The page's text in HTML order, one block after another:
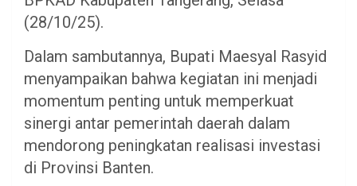
(28/10/25).
Dalam sambutannya, Bupati Maesyal Rasyid
menyampaikan bahwa kegiatan ini menjadi
momentum penting untuk memperkuat
sinergi antar pemerintah daerah dalam
mendorong peningkatan realisasi investasi
di Provinsi Banten.